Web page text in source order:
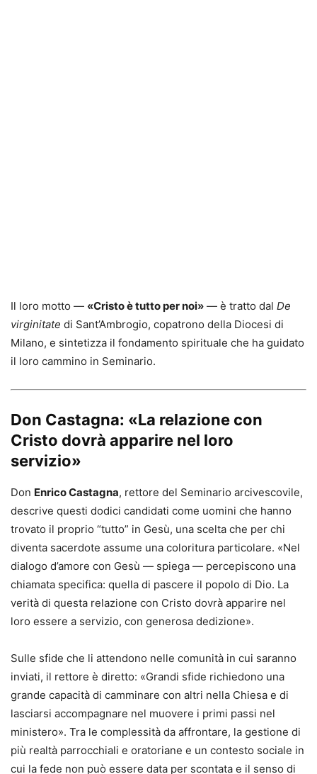
Il loro motto — «Cristo è tutto per noi» — è tratto dal De
virginitate di Sant’Ambrogio, copatrono della Diocesi di
Milano, e sintetizza il fondamento spirituale che ha guidato
il loro cammino in Seminario.
Don Castagna: «La relazione con
Cristo dovrà apparire nel loro
servizio»
Don Enrico Castagna, rettore del Seminario arcivescovile,
descrive questi dodici candidati come uomini che hanno
trovato il proprio “tutto” in Gesù, una scelta che per chi
diventa sacerdote assume una coloritura particolare. «Nel
dialogo d’amore con Gesù — spiega — percepiscono una
chiamata specifica: quella di pascere il popolo di Dio. La
verità di questa relazione con Cristo dovrà apparire nel
loro essere a servizio, con generosa dedizione».
Sulle sfide che li attendono nelle comunità in cui saranno
inviati, il rettore è diretto: «Grandi sfide richiedono una
grande capacità di camminare con altri nella Chiesa e di
lasciarsi accompagnare nel muovere i primi passi nel
ministero». Tra le complessità da affrontare, la gestione di
più realtà parrocchiali e oratoriane e un contesto sociale in
cui la fede non può essere data per scontata e il senso di